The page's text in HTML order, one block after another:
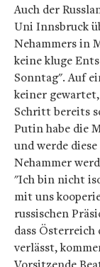
Auch der
Uni Innsbruck
Nehammers in
keine kluge
Sonntag". Auf
keiner
Schritt bereits
Putin habe die
und werde
Nehammer
"Ich bin nicht
mit uns
russischen
dass Österreich
verlässt,